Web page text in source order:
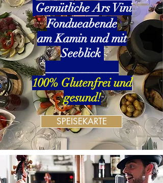
GemütlicheArs Vini
Fondueabende
am Kamin und mit
Seeblick
____________
100% Glutenfrei und
gesund!
SPEISEKARTE